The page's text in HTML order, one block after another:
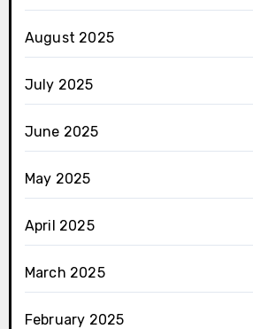
August 2025
July 2025
June 2025
May 2025
April 2025
March 2025
February 2025